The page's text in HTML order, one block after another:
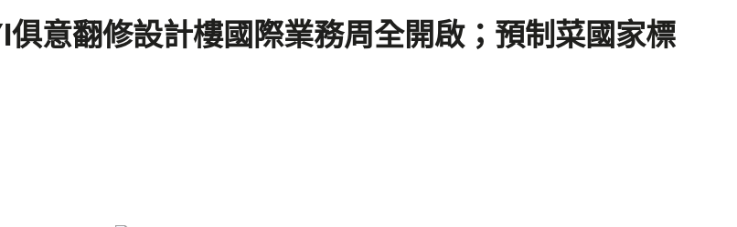
意翻修設計樓國際業務周全開啟；預制菜國家標